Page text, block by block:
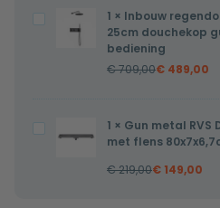
thermostatisch
gun
Inbouw
regendouche
douchekop
1 × Inbouw
25cm douchekop
bediening
€709,00€ 489,00
Gun
1 × Gun metal RVS
met flens
€219,00€ 149,00